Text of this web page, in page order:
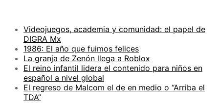
Videojuegos, academia y comunidad: el papel de
DIGRA Mx
1986: El año que fuimos felices
La granja de Zenón llega a Roblox
El reino infantil lidera el contenido para niños en
español a nivel global
El regreso de Malcom el de en medio o “Arriba el
TDA”